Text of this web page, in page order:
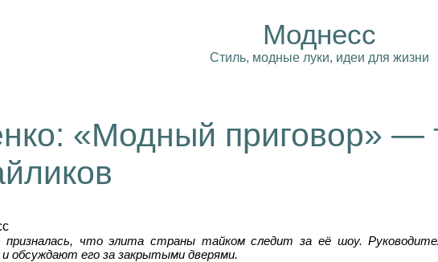
Моднесс
Стиль, модные луки, идеи для жизни
«Модный приговор» —
призналась, что элита страны тайком следит за её шоу.
обсуждают его за закрытыми дверями.